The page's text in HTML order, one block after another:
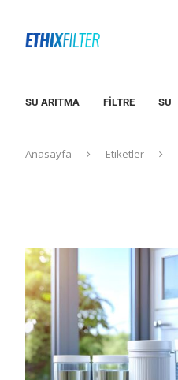
SU ARITMA FILTRE SU
Anasayfa Etiketler